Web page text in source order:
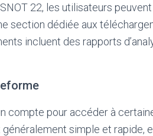
22, les utilisateurs
section dédiée aux
incluent des rapports
compte pour accéder à
simple et rapide,